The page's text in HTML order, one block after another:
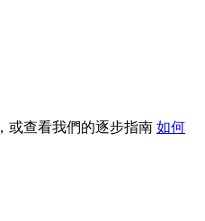
，或查看我們的逐步指南 如何